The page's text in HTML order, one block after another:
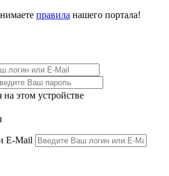
правила нашего портала!
этом устройстве
E-Mail